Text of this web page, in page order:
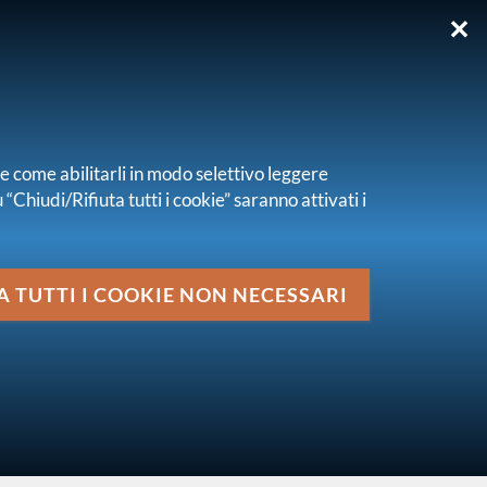
✕
come abilitarli in modo selettivo leggere
Rifiuta tutti i cookie” saranno attivati i
I COOKIE NON NECESSARI